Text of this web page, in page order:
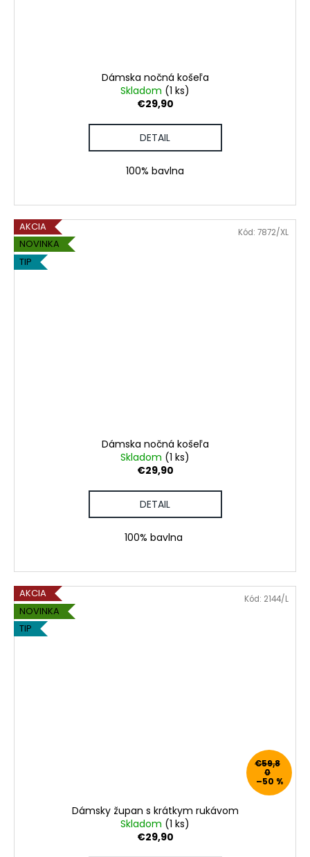
Dámska nočná košeľa
Skladom (1 ks)
€29,90
DETAIL
100% bavlna
AKCIA
NOVINKA
TIP
Dámska nočná košeľa
Skladom (1 ks)
€29,90
DETAIL
100% bavlna
Kód: 7872/XL
AKCIA
NOVINKA
TIP
€59,8
0
–50 %
Dámsky župan s krátkym rukávom
Skladom (1 ks)
€29,90
Kód: 2144/L